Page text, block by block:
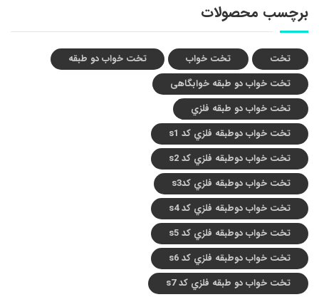
برچسب محصولات
تخت تخت خواب
تخت خواب دو طبقه
تخت خواب دو طبقه خوابگاهی
تخت خواب دو طبقه فلزي
تخت خواب دوطبقه فلزي کد s1
تخت خواب دوطبقه فلزي کد s2
تخت خواب دوطبقه فلزي کدs3
تخت خواب دوطبقه فلزي کد s4
تخت خواب دوطبقه فلزي کد s5
تخت خواب دوطبقه فلزي کد s6
تخت خواب دو طبقه فلزي کد s7